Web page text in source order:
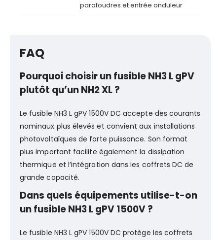
parafoudres et entrée onduleur
FAQ
Pourquoi choisir un fusible NH3 L gPV
plutôt qu’un NH2 XL ?
Le fusible NH3 L gPV 1500V DC accepte des courants
nominaux plus élevés et convient aux installations
photovoltaïques de forte puissance. Son format
plus important facilite également la dissipation
thermique et l’intégration dans les coffrets DC de
grande capacité.
Dans quels équipements utilise-t-on
un fusible NH3 L gPV 1500V ?
Le fusible NH3 L gPV 1500V DC protège les coffrets